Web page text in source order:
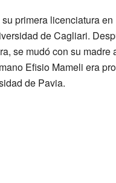
primera licenciatura en
de Cagliari.
se mudó con su madre
Efisio Mameli era
de Pavia.